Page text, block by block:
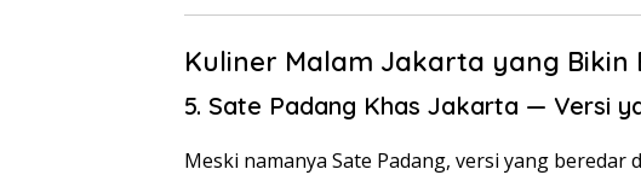
Kuliner Malam Jakarta yang Bikin
5. Sate Padang Khas Jakarta — Versi
Meski namanya Sate Padang, versi yang beredar